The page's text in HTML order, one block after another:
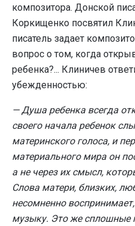
композитора. Донской
Коркищенко посвятил
писатель задает
вопрос о том, когда
ребенка?... Клиничев
убежденностью:
— Душа ребенка всегда
своего начала ребенок
материнского голоса, и
материального мира он
а не через их смысл,
Слова матери, близких,
несомненно
музыку. Это же сплошные